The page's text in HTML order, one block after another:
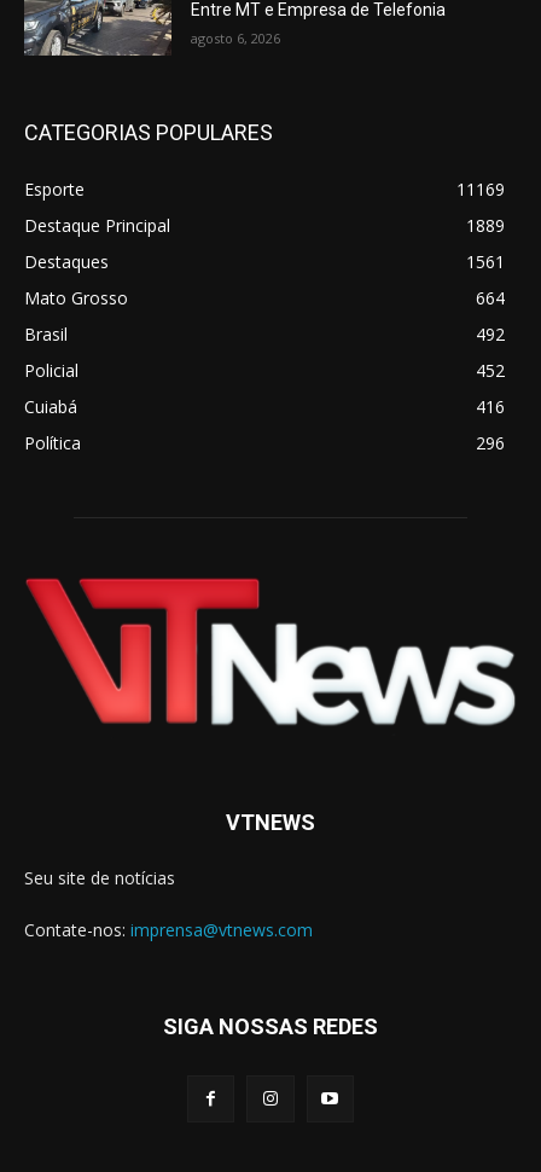
Entre MT e Empresa de Telefonia
agosto 6, 2026
CATEGORIAS POPULARES
Esporte
11169
Destaque Principal
1889
Destaques
1561
Mato Grosso
664
Brasil
492
Policial
452
Cuiabá
416
Política
296
VTNEWS
Seu site de notícias
Contate-nos: imprensa@vtnews.com
SIGA NOSSAS REDES